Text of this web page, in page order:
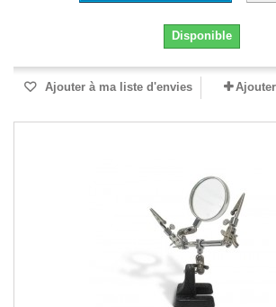
Disponible
Ajouter à ma liste d'envies